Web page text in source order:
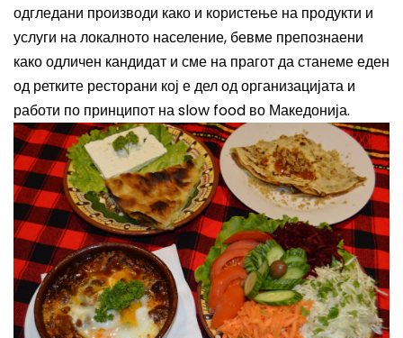
одгледани производи како и користење на продукти и
услуги на локалното население, бевме препознаени
како одличен кандидат и сме на прагот да станеме еден
од ретките ресторани кој е дел од организацијата и
работи по принципот на slow food во Македонија.